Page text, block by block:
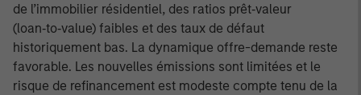
de l’immobilier résidentiel, des ratios prêt‑valeur
(loan‑to‑value) faibles et des taux de défaut
historiquement bas. La dynamique offre-demande reste
favorable. Les nouvelles émissions sont limitées et le
risque de refinancement est modeste compte tenu de la